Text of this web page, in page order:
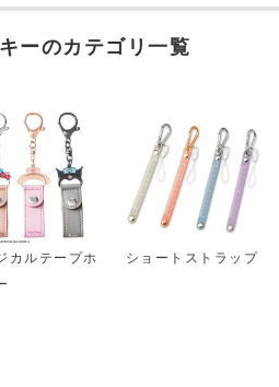
ーのカテゴリ一覧
カルテープホ
ショートストラップ